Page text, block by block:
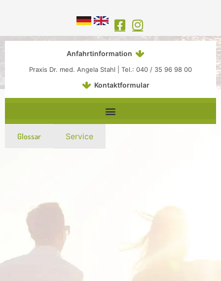
Anfahrtinformation
Praxis Dr. med. Angela Stahl | Tel.: 040 / 35 96 98 00
Kontaktformular
Glossar Service